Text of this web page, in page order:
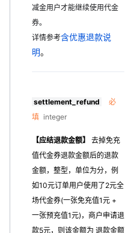
减金用户才能继续使用代金
券。
详情参考含优惠退款说
明。
settlement_refund
必
填 integer
【应结退款金额】
去掉免充
值代金券退款金额后的退款
金额，整型，单位为分，例
如10元订单用户使用了2元全
场代金券(一张免充值1元 +
一张预充值1元)，商户申请退
款5元，则该金额为 退款金额